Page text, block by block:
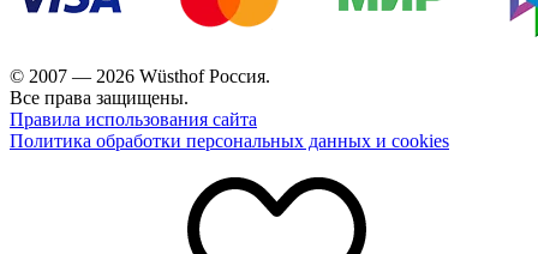
© 2007 — 2026 Wüsthof Россия.
Все права защищены.
Правила использования сайта
Политика обработки персональных данных и cookies